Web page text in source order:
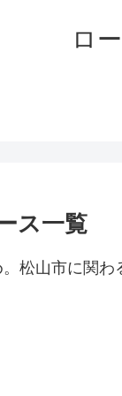
ロ
ス一覧
松山市に関わ